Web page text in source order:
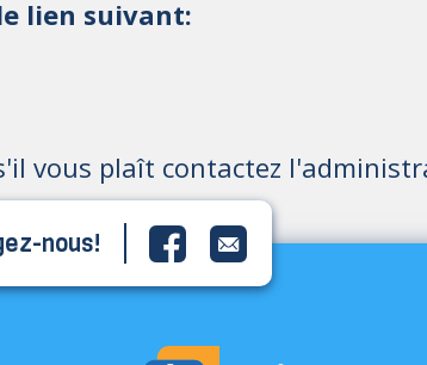
lien suivant:
vous plaît contactez
nous!